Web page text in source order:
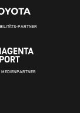
PARTNER
MEDIENPARTNER